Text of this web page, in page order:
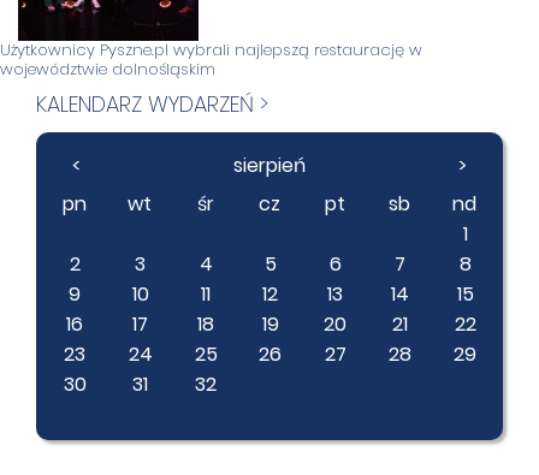
Użytkownicy Pyszne.pl wybrali najlepszą restaurację w
województwie dolnośląskim
KALENDARZ WYDARZEŃ >
< sierpień
>
pn
wt śr cz pt sb
nd
1
2
3 4 5 6 7
8
9
10 11 12 13 14
15
16
17 18 19 20 21
22
23
24 25 26 27 28
29
30
31 32